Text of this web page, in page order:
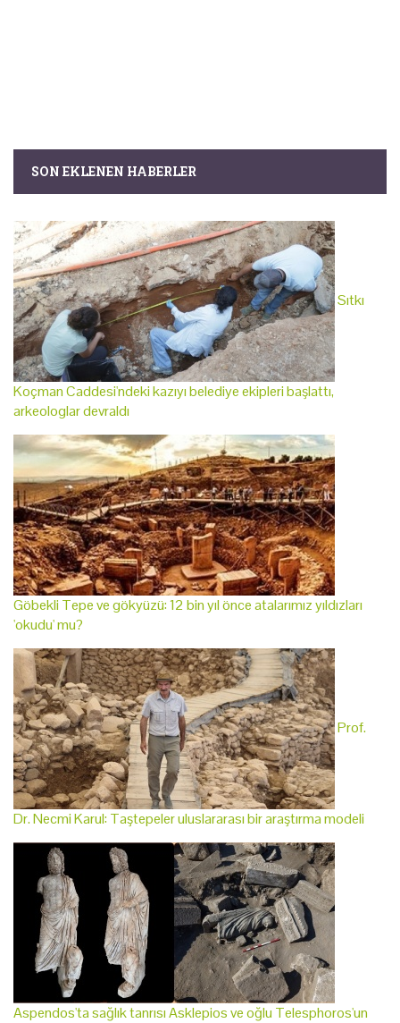
SON EKLENEN HABERLER
Sıtkı
Koçman Caddesi'ndeki kazıyı belediye ekipleri başlattı,
arkeologlar devraldı
Göbekli Tepe ve gökyüzü: 12 bin yıl önce atalarımız yıldızları
'okudu' mu?
Prof.
Dr. Necmi Karul: Taştepeler uluslararası bir araştırma modeli
Aspendos'ta sağlık tanrısı Asklepios ve oğlu Telesphoros'un